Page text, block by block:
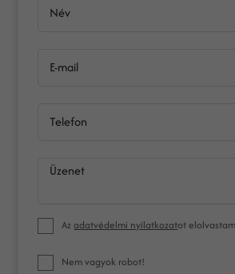
Név
E-mail
Telefon
Üzenet
Azadatvédelmi nyilatkozatot
Nem vagyok robot!